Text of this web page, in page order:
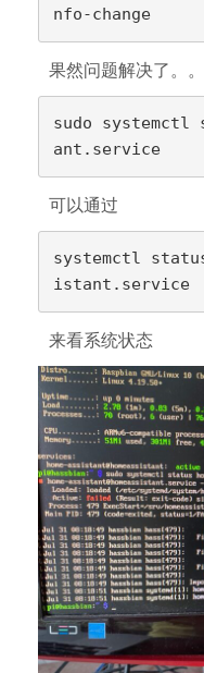
nfo-change
果然问题解决了。
sudo
ant.service
可以通过
systemctl status
istant.service
来看系统状态